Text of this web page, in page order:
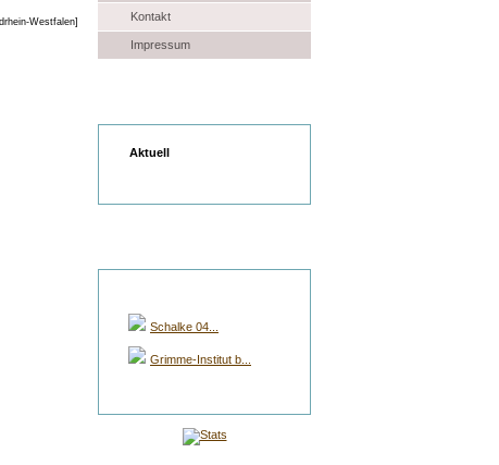
Kontakt
Impressum
Aktuell
Schalke 04...
Grimme-Institut b...